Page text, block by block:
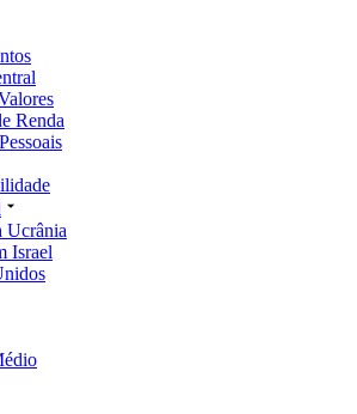
Renda
Ucrânia
Israel